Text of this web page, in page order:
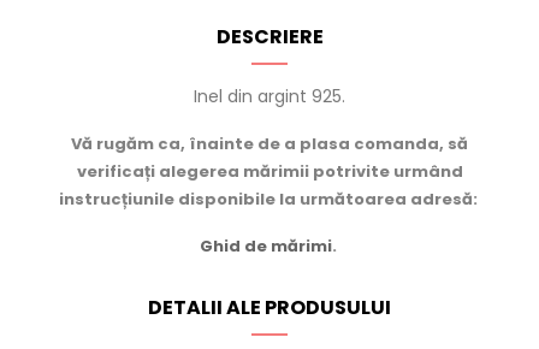
DESCRIERE
Inel din argint 925.
Vă rugăm ca, înainte de a plasa comanda, să
verificați alegerea mărimii potrivite urmând
instrucțiunile disponibile la următoarea adresă:
Ghid de mărimi.
DETALII ALE PRODUSULUI